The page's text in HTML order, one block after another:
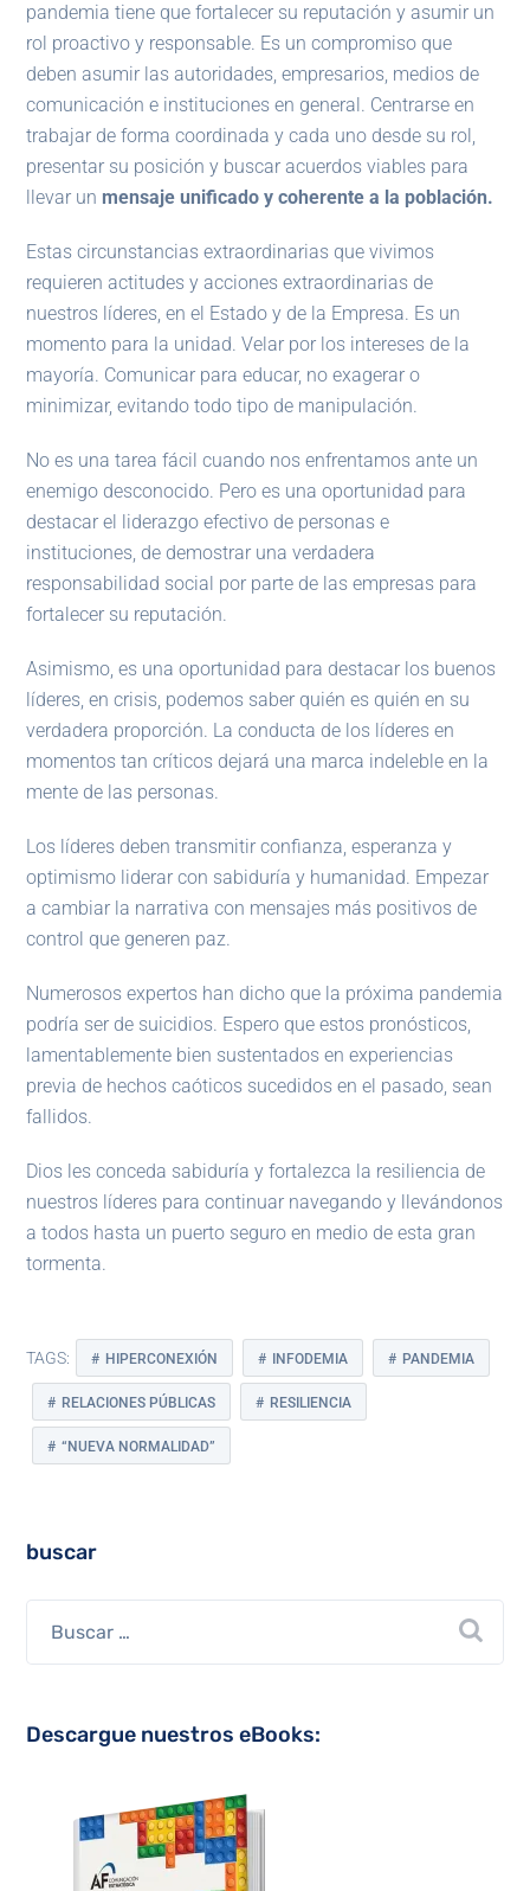
pandemia tiene que fortalecer su reputación y asumir un
rol proactivo y responsable. Es un compromiso que
deben asumir las autoridades, empresarios, medios de
comunicación e instituciones en general. Centrarse en
trabajar de forma coordinada y cada uno desde su rol,
presentar su posición y buscar acuerdos viables para
llevar un mensaje unificado y coherente a la población.
Estas circunstancias extraordinarias que vivimos
requieren actitudes y acciones extraordinarias de
nuestros líderes, en el Estado y de la Empresa. Es un
momento para la unidad. Velar por los intereses de la
mayoría. Comunicar para educar, no exagerar o
minimizar, evitando todo tipo de manipulación.
No es una tarea fácil cuando nos enfrentamos ante un
enemigo desconocido. Pero es una oportunidad para
destacar el liderazgo efectivo de personas e
instituciones, de demostrar una verdadera
responsabilidad social por parte de las empresas para
fortalecer su reputación.
Asimismo, es una oportunidad para destacar los buenos
líderes, en crisis, podemos saber quién es quién en su
verdadera proporción. La conducta de los líderes en
momentos tan críticos dejará una marca indeleble en la
mente de las personas.
Los líderes deben transmitir confianza, esperanza y
optimismo liderar con sabiduría y humanidad. Empezar
a cambiar la narrativa con mensajes más positivos de
control que generen paz.
Numerosos expertos han dicho que la próxima pandemia
podría ser de suicidios. Espero que estos pronósticos,
lamentablemente bien sustentados en experiencias
previa de hechos caóticos sucedidos en el pasado, sean
fallidos.
Dios les conceda sabiduría y fortalezca la resiliencia de
nuestros líderes para continuar navegando y llevándonos
a todos hasta un puerto seguro en medio de esta gran
tormenta.
TAGS: HIPERCONEXIÓN INFODEMIA PANDEMIA
RELACIONES PÚBLICAS RESILIENCIA
“NUEVA NORMALIDAD”
buscar
Descargue nuestros eBooks: